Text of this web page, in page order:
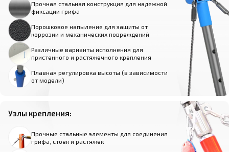
Прочная стальная конструкция для надежной
фиксации грифа
Порошковое напыление для защиты от
коррозии и механических повреждений
Различные варианты исполнения для
пристенного и растяжечного крепления
Плавная регулировка высоты (в зависимости
от модели)
Узлы крепления:
Прочные стальные элементы для соединения
грифа, стоек и растяжек